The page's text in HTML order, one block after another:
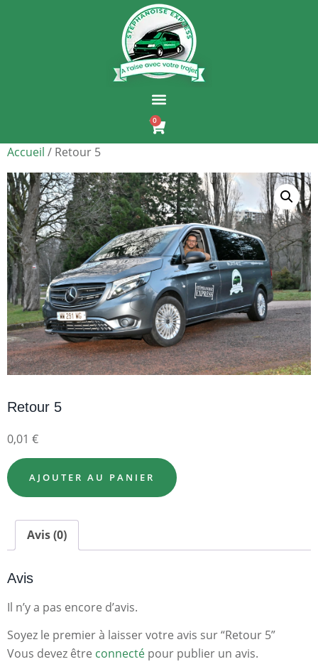
0
Accueil / Retour 5
Retour 5
0,01 €
AJOUTER AU PANIER
Avis (0)
Avis
Il n’y a pas encore d’avis.
Soyez le premier à laisser votre avis sur “Retour 5”
Vous devez être connecté pour publier un avis.